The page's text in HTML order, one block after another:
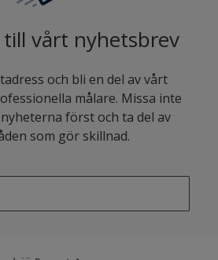
vårt nyhetsbrev
och bli en del av vårt
målare. Missa inte
först och ta del av
som gör skillnad.